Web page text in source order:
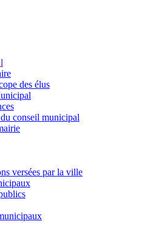
des élus
conseil municipal
versées par la ville